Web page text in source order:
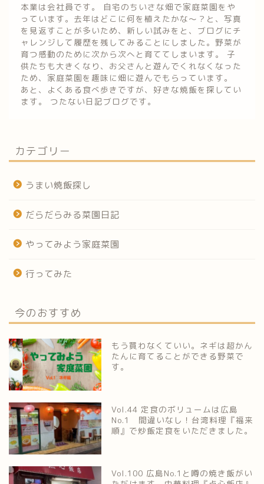
本業は会社員です。 自宅のちいさな畑で家庭菜園をや
っています。去年はどこに何を植えたかな～？と、写真
を見返すことが多いため、新しい試みをと、ブログにチ
ャレンジして履歴を残してみることにしました。野菜が
育つ感動のために次から次へと育ててしまいます。 子
供たちも大きくなり、お父さんと遊んでくれなくなった
ため、家庭菜園を趣味に畑に遊んでもらっています。
あと、よくある食べ歩きですが、好きな焼飯を探してい
ます。 つたない日記ブログです。
カテゴリー
うまい焼飯探し
だらだらみる菜園日記
やってみよう家庭菜園
行ってみた
今のおすすめ
もう買わなくていい。ネギは超かん
たんに育てることができる野菜で
す。
Vol.44 定食のボリュームは広島
No.1 間違いなし！台湾料理『福来
順』で炒飯定食をいただきました。
Vol.100 広島No.1と噂の焼き飯がい